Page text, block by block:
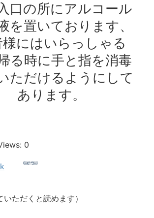
口の所にアルコール
を置いております、
様にはいらっしゃる
る時に手と指を消毒
ただけるようにして
あります。
0
ただくと読めます）